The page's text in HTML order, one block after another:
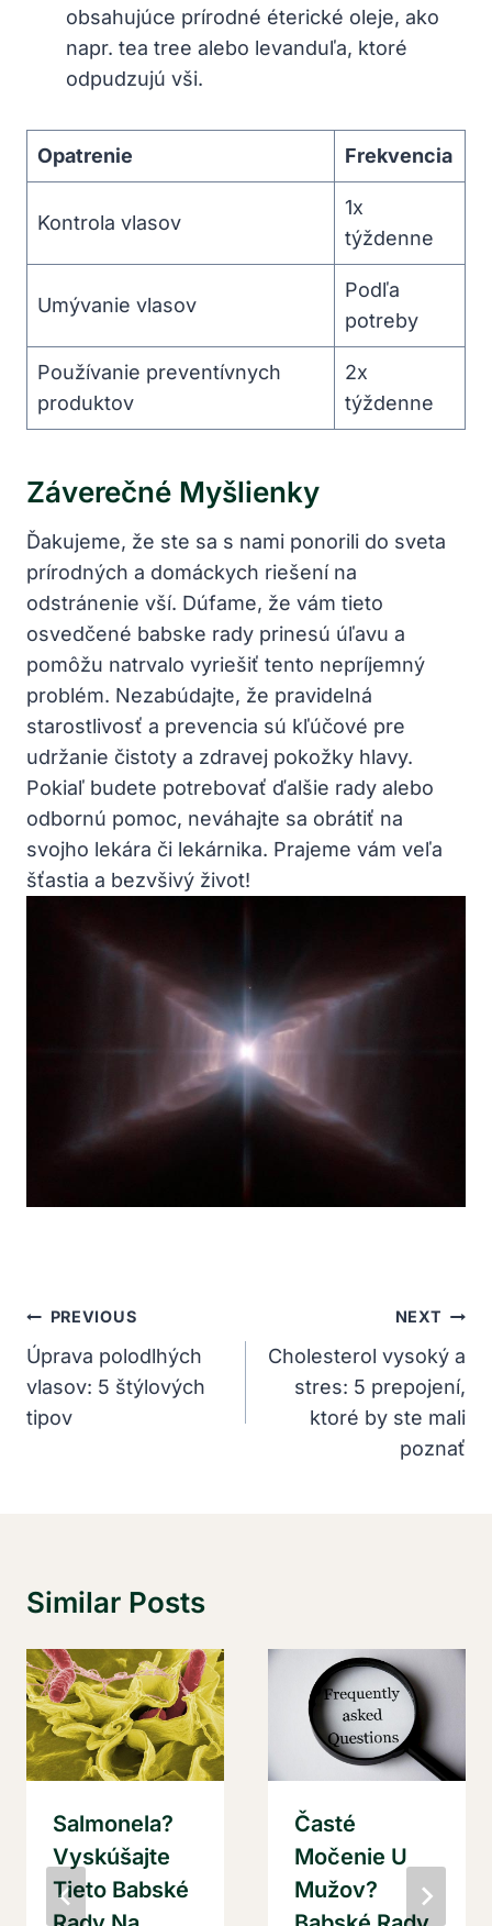
obsahujúce prírodné éterické oleje, ako
napr. tea tree alebo levanduľa, ktoré
odpudzujú vši.
Opatrenie Frekvencia
Kontrola vlasov
1x
týždenne
Umývanie vlasov
Podľa
potreby
Používanie preventívnych
produktov
2x
týždenne
Záverečné Myšlienky
Ďakujeme, že ste sa s nami ponorili do sveta
prírodných a domáckych riešení na
odstránenie vší. Dúfame, že vám tieto
osvedčené babske rady prinesú úľavu a
pomôžu natrvalo vyriešiť tento nepríjemný
problém. Nezabúdajte, že pravidelná
starostlivosť a prevencia sú kľúčové pre
udržanie čistoty a zdravej pokožky hlavy.
Pokiaľ budete potrebovať ďalšie rady alebo
odbornú pomoc, neváhajte sa obrátiť na
svojho lekára či lekárnika. Prajeme vám veľa
šťastia a bezvšivý život!
Navigácia
V
Článku
PREVIOUS
Úprava polodlhých
vlasov: 5 štýlových
tipov
NEXT
Cholesterol vysoký a
stres: 5 prepojení,
ktoré by ste mali
poznať
Similar Posts
Salmonela?
Vyskúšajte
Tieto Babské
Časté
Močenie U
Mužov?